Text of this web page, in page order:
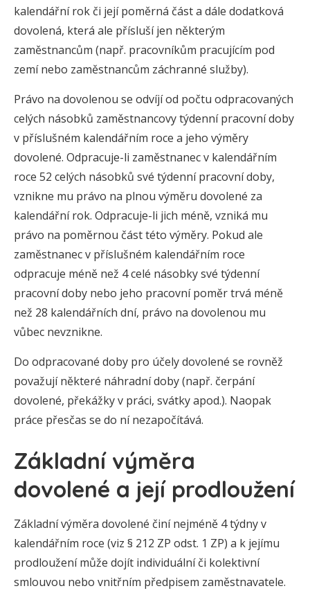
kalendářní rok či její poměrná část a dále dodatková
dovolená, která ale přísluší jen některým
zaměstnancům (např. pracovníkům pracujícím pod
zemí nebo zaměstnancům záchranné služby).
Právo na dovolenou se odvíjí od počtu odpracovaných
celých násobků zaměstnancovy týdenní pracovní doby
v příslušném kalendářním roce a jeho výměry
dovolené. Odpracuje-li zaměstnanec v kalendářním
roce 52 celých násobků své týdenní pracovní doby,
vznikne mu právo na plnou výměru dovolené za
kalendářní rok. Odpracuje-li jich méně, vzniká mu
právo na poměrnou část této výměry. Pokud ale
zaměstnanec v příslušném kalendářním roce
odpracuje méně než 4 celé násobky své týdenní
pracovní doby nebo jeho pracovní poměr trvá méně
než 28 kalendářních dní, právo na dovolenou mu
vůbec nevznikne.
Do odpracované doby pro účely dovolené se rovněž
považují některé náhradní doby (např. čerpání
dovolené, překážky v práci, svátky apod.). Naopak
práce přesčas se do ní nezapočítává.
Základní výměra
dovolené a její prodloužení
Základní výměra dovolené činí nejméně 4 týdny v
kalendářním roce (viz § 212 ZP odst. 1 ZP) a k jejímu
prodloužení může dojít individuální či kolektivní
smlouvou nebo vnitřním předpisem zaměstnavatele.